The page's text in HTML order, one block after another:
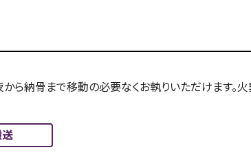
ら納骨まで移動の必要なくお執りいただけます。